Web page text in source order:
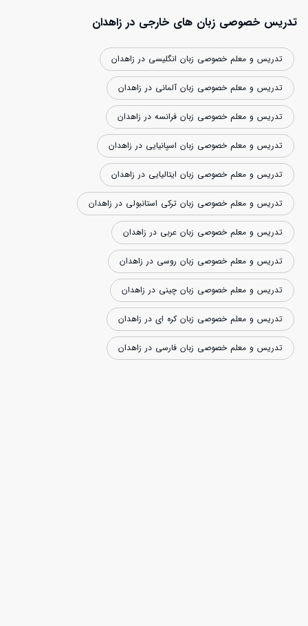
تدریس خصوصی زبان های خارجی در زاهدان
تدریس و معلم خصوصی زبان انگلیسی در زاهدان
تدریس و معلم خصوصی زبان آلمانی در زاهدان
تدریس و معلم خصوصی زبان فرانسه در زاهدان
تدریس و معلم خصوصی زبان اسپانیایی در زاهدان
تدریس و معلم خصوصی زبان ایتالیایی در زاهدان
تدریس و معلم خصوصی زبان ترکی استانبولی در زاهدان
تدریس و معلم خصوصی زبان عربی در زاهدان
تدریس و معلم خصوصی زبان روسی در زاهدان
تدریس و معلم خصوصی زبان چینی در زاهدان
تدریس و معلم خصوصی زبان کره ای در زاهدان
تدریس و معلم خصوصی زبان فارسی در زاهدان